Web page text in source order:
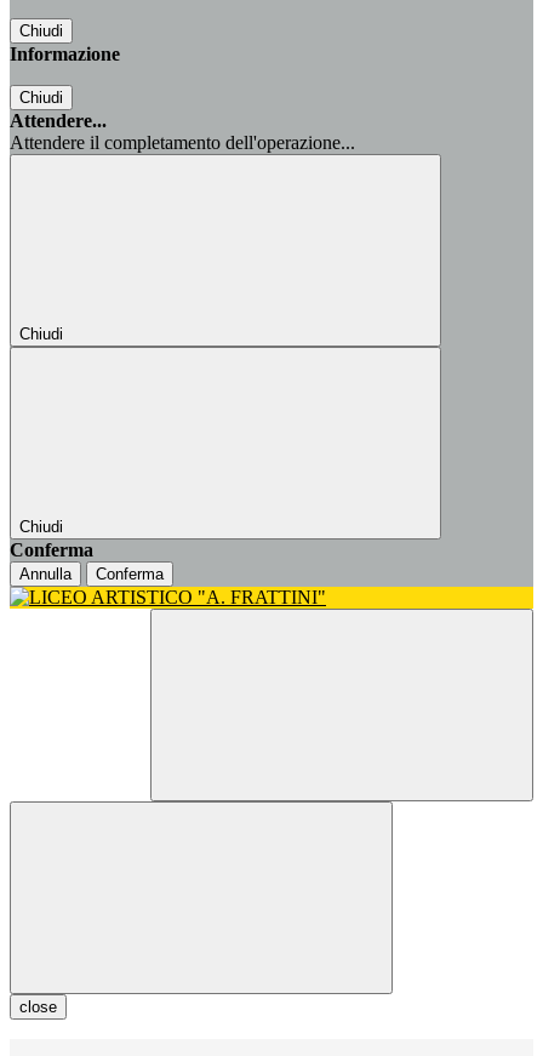
Chiudi
Informazione
Chiudi
Attendere...
Attendere il completamento dell'operazione...
Chiudi
Chiudi
Conferma
Annulla Conferma
close